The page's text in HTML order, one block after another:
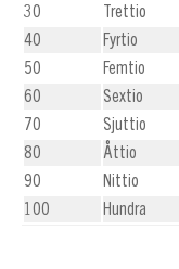
30
Trettio
40
Fyrtio
50
Femtio
60
Sextio
70
Sjuttio
80
Åttio
90
Nittio
100
Hundra